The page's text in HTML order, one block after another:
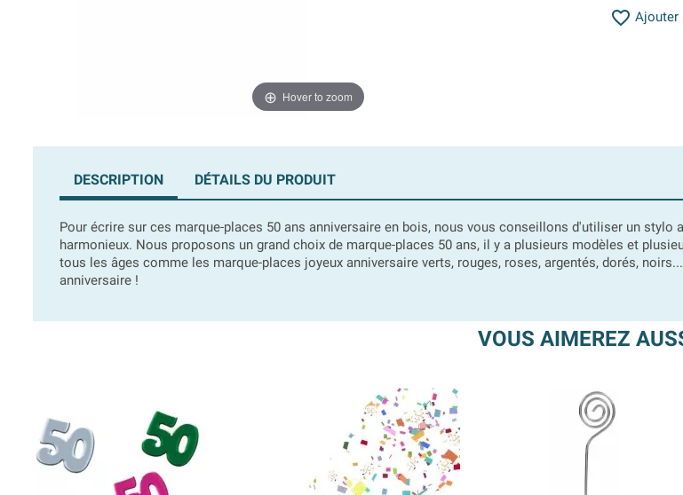
Hover to zoom
 Ajouter
DESCRIPTION DÉTAILS DU PRODUIT
Pour écrire sur ces marque-places 50 ans anniversaire en bois, nous vous conseillons d'utiliser un
harmonieux. Nous proposons un grand choix de marque-places 50 ans, il y a plusieurs modèles et
tous les âges comme les marque-places joyeux anniversaire verts, rouges, roses, argentés, dorés,
anniversaire !
VOUS AIMEREZ